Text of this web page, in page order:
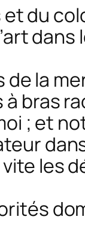
du
dans
de la
bras
; et
les